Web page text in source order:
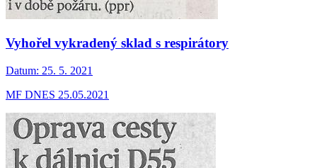
Vyhořel vykradený sklad s respirátory
Datum: 25. 5. 2021
MF DNES 25.05.2021